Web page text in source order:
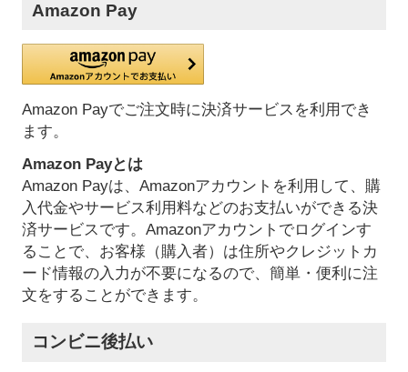
Amazon Pay
Amazon Payでご注文時に決済サービスを利用でき
ます。
Amazon Payとは
Amazon Payは、Amazonアカウントを利用して、購
入代金やサービス利用料などのお支払いができる決
済サービスです。Amazonアカウントでログインす
ることで、お客様（購入者）は住所やクレジットカ
ード情報の入力が不要になるので、簡単・便利に注
文をすることができます。
コンビニ後払い